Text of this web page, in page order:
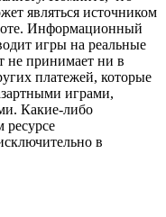
являться источником
Информационный
игры на реальные
не принимает ни в
платежей, которые
играми,
Какие-либо
в